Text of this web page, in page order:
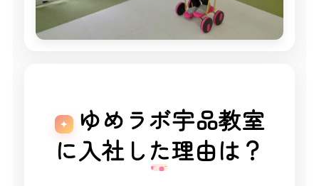
ゆめラボ宇品教室
に入社した理由は？